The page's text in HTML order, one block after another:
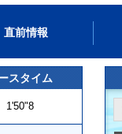
直前情報
スタイム
1'50"8